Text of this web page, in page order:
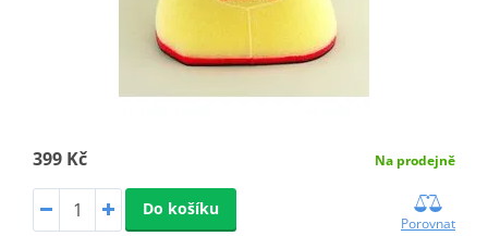
399 Kč Na prodejně
Do košíku
Porovnat